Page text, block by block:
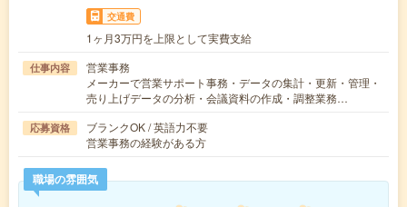
交通費
1ヶ月3万円を上限として実費支給
仕事内容
営業事務
メーカーで営業サポート事務・データの集計・更新・管理・
売り上げデータの分析・会議資料の作成・調整業務…
応募資格
ブランクOK / 英語力不要
営業事務の経験がある方
職場の雰囲気